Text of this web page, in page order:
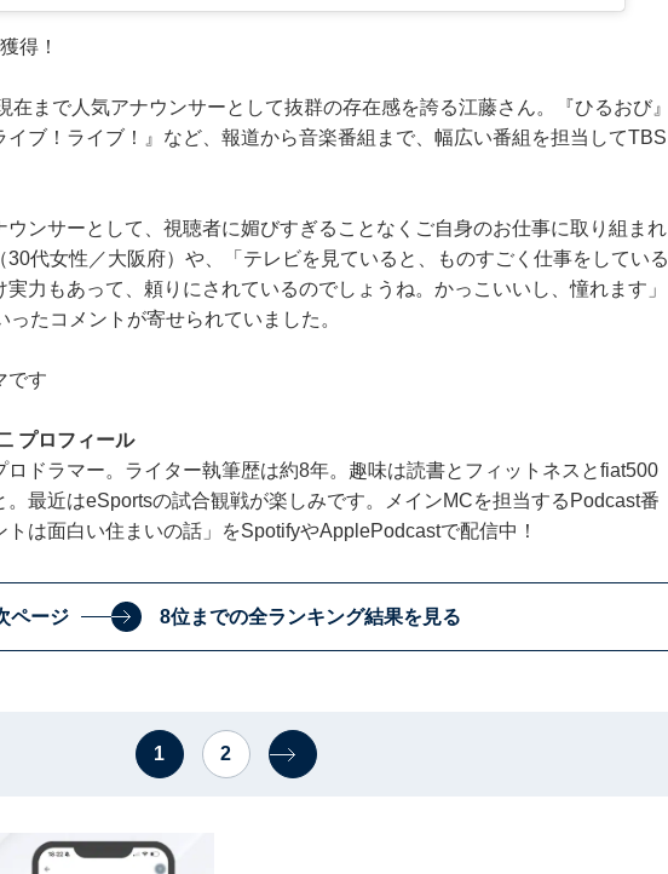
得！
在まで人気アナウンサーとして抜群の存在感を誇る江藤さん。『ひるおび』
イブ！ライブ！』など、報道から音楽番組まで、幅広い番組を担当してTBS
ウンサーとして、視聴者に媚びすぎることなくご自身のお仕事に取り組まれ
30代女性／大阪府）や、「テレビを見ていると、ものすごく仕事をしている
力もあって、頼りにされているのでしょうね。かっこいいし、憧れます」
ったコメントが寄せられていました。
です
プロフィール
ロドラマー。ライター執筆歴は約8年。趣味は読書とフィットネスとfiat500
。最近はeSportsの試合観戦が楽しみです。メインMCを担当するPodcast番
は面白い住まいの話」をSpotifyやApplePodcastで配信中！
ページ 8位までの全ランキング結果を見る
1 2